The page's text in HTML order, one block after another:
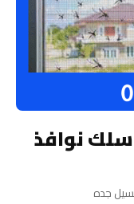
نوافذ
جده